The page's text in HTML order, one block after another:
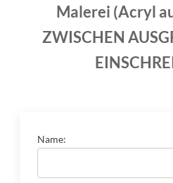
Malerei (Acryl
ZWISCHEN
Name: